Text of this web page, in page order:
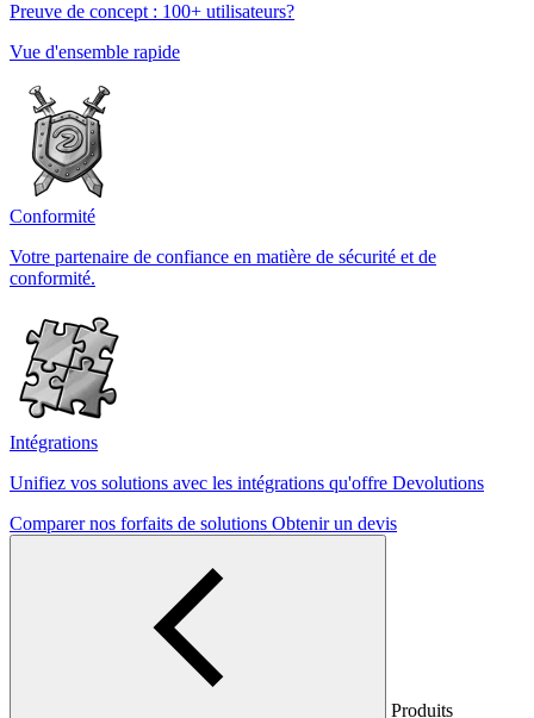
Preuve de concept : 100+ utilisateurs?
Vue d'ensemble rapide
Conformité
Votre partenaire de confiance en matière de sécurité et de
conformité.
Intégrations
Unifiez vos solutions avec les intégrations qu'offre Devolutions
Comparer nos forfaits de solutions Obtenir un devis
Produits